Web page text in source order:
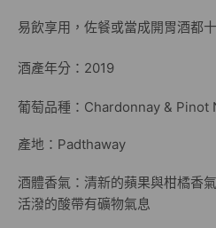
易飲享用，佐餐或當成開胃酒都
酒產年分：2019
葡萄品種：Chardonnay & Pinot
產地：Padthaway
酒體香氣：清新的蘋果與柑橘香氣
活潑的酸帶有礦物氣息